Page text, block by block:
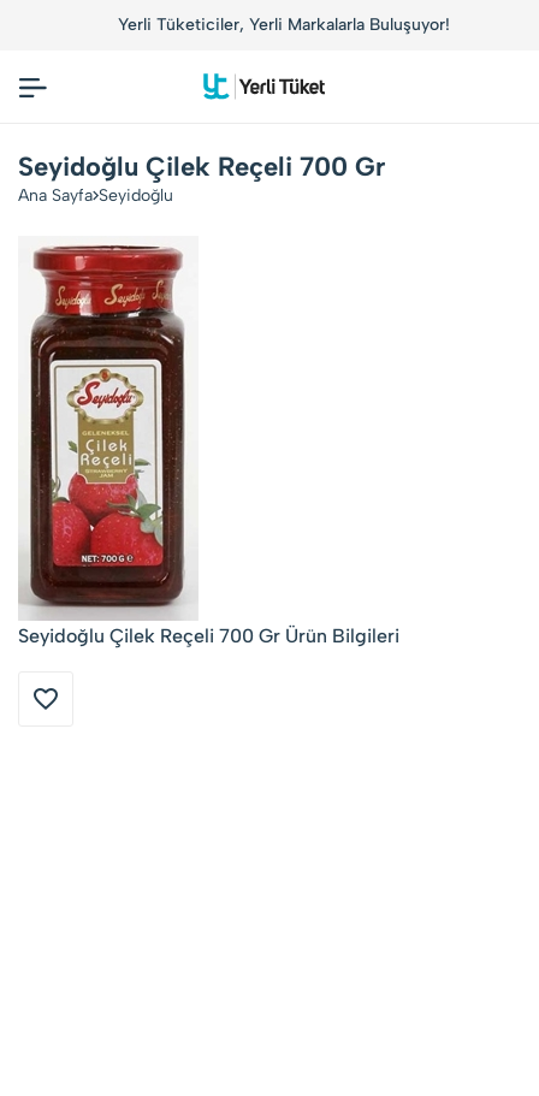
Yerli Tüketiciler, Yerli Markalarla Buluşuyor!
Seyidoğlu Çilek Reçeli 700 Gr
Ana Sayfa Seyidoğlu
Seyidoğlu Çilek Reçeli 700 Gr Ürün Bilgileri